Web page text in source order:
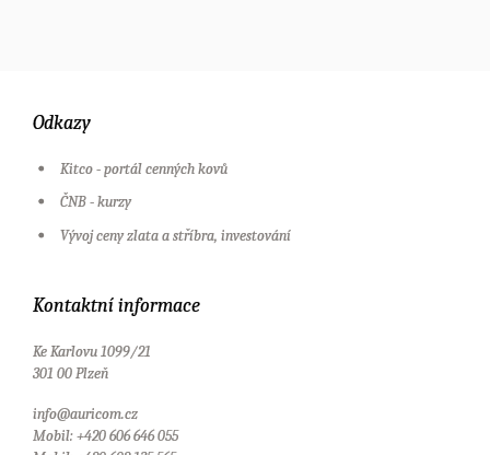
Odkazy
Kitco - portál cenných kovů
ČNB - kurzy
Vývoj ceny zlata a stříbra, investování
Kontaktní informace
Ke Karlovu 1099/21
301 00 Plzeň
info@auricom.cz
Mobil: +420 606 646 055